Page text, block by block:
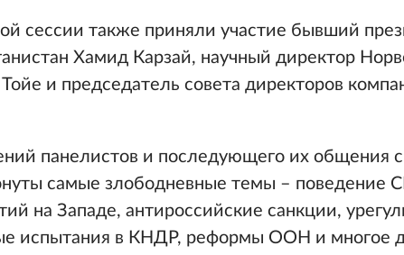
сессии также приняли участие бывший
Хамид Карзай, научный директор
и председатель совета директоров
панелистов и последующего их общения
самые злободневные темы – поведение
на Западе, антироссийские санкции,
испытания в КНДР, реформы ООН и многое